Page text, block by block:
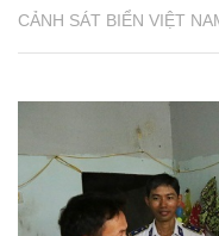
CẢNH SÁT BIỂN VIỆT